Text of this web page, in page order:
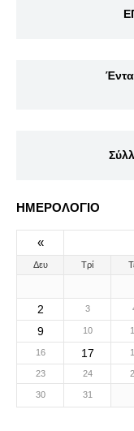
ΗΜΕΡΟΛΟΓΙΟ
«
Δευ Τρί
2 3
9 10
16 17
23 24
30 31